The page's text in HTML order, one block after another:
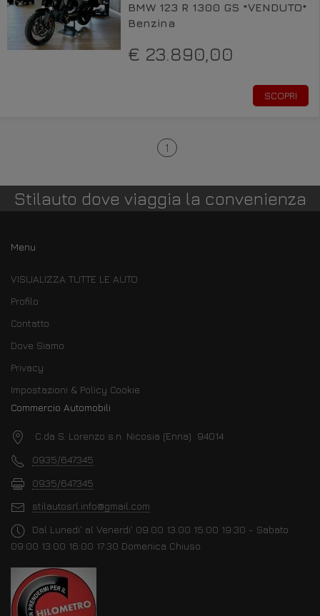
BMW 123 R 1300 GS *VENDUTO*
Benzina
€ 23.890,00
SCOPRI
1
Stilauto dove viaggia la convenienza
Menu
VISUALIZZA TUTTE LE AUTO
Profilo
Contatto
Dove Siamo
Privacy
Impostazioni & Policy Cookie
Commercio Automobili
C.da S. Lorenzo s.n. Nicosia (Enna) 94014
0935/647345
0935/647345
stilautosrl.info@gmail.com
Dal Lunedi' al Venerdi' 09.00 13.00 15:00 19:30 - Sabato
09:00 13:00 16:00 17:30 Domenica Chiuso.